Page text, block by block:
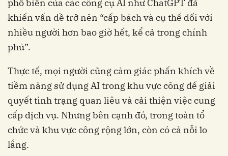
phổ biến của các công cụ AI như ChatGPT đã
khiến vấn đề trở nên “cấp bách và cụ thể đối với
nhiều người hơn bao giờ hết, kể cả trong chính
phủ”.
Thực tế, mọi người cũng cảm giác phấn khích về
tiềm năng sử dụng AI trong khu vực công để giải
quyết tình trạng quan liêu và cải thiện việc cung
cấp dịch vụ. Nhưng bên cạnh đó, trong toàn tổ
chức và khu vực công rộng lớn, còn có cả nỗi lo
lắng.